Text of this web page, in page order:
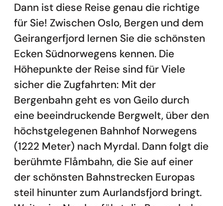
Dann ist diese Reise genau die richtige
für Sie! Zwischen Oslo, Bergen und dem
Geirangerfjord lernen Sie die schönsten
Ecken Südnorwegens kennen. Die
Höhepunkte der Reise sind für Viele
sicher die Zugfahrten: Mit der
Bergenbahn geht es von Geilo durch
eine beeindruckende Bergwelt, über den
höchstgelegenen Bahnhof Norwegens
(1222 Meter) nach Myrdal. Dann folgt die
berühmte Flåmbahn, die Sie auf einer
der schönsten Bahnstrecken Europas
steil hinunter zum Aurlandsfjord bringt.